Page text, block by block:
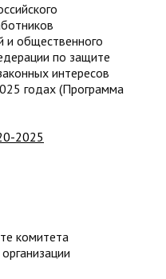
и общественного
по защите
интересов
годах (Программа